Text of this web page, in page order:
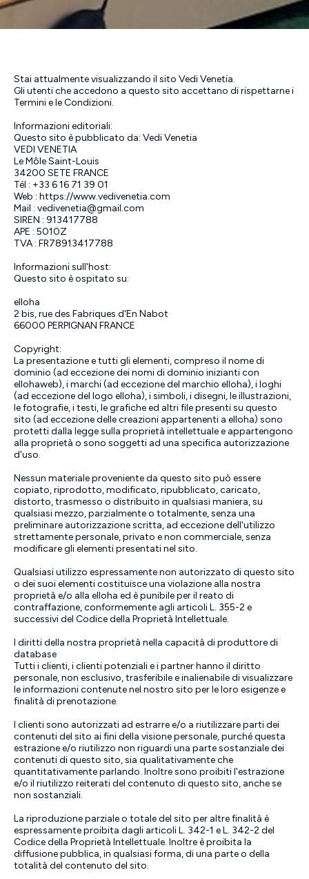
Stai attualmente visualizzando il sito Vedi Venetia.
Gli utenti che accedono a questo sito accettano di rispettarne i
Termini e le Condizioni.
Informazioni editoriali:
Questo sito è pubblicato da: Vedi Venetia
VEDI VENETIA
Le Môle Saint-Louis
34200 SETE FRANCE
Tél : +33 6 16 71 39 01
Web : https://www.vedivenetia.com
Mail : vedivenetia@gmail.com
SIREN : 913417788
APE : 5010Z
TVA : FR78913417788
Informazioni sull'host:
Questo sito è ospitato su:
elloha
2 bis, rue des Fabriques d'En Nabot
66000 PERPIGNAN FRANCE
Copyright:
La presentazione e tutti gli elementi, compreso il nome di
dominio (ad eccezione dei nomi di dominio inizianti con
ellohaweb), i marchi (ad eccezione del marchio elloha), i loghi
(ad eccezione del logo elloha), i simboli, i disegni, le illustrazioni,
le fotografie, i testi, le grafiche ed altri file presenti su questo
sito (ad eccezione delle creazioni appartenenti a elloha) sono
protetti dalla legge sulla proprietà intellettuale e appartengono
alla proprietà o sono soggetti ad una specifica autorizzazione
d'uso.
Nessun materiale proveniente da questo sito può essere
copiato, riprodotto, modificato, ripubblicato, caricato,
distorto, trasmesso o distribuito in qualsiasi maniera, su
qualsiasi mezzo, parzialmente o totalmente, senza una
preliminare autorizzazione scritta, ad eccezione dell'utilizzo
strettamente personale, privato e non commerciale, senza
modificare gli elementi presentati nel sito.
Qualsiasi utilizzo espressamente non autorizzato di questo sito
o dei suoi elementi costituisce una violazione alla nostra
proprietà e/o alla elloha ed è punibile per il reato di
contraffazione, conformemente agli articoli L. 355-2 e
successivi del Codice della Proprietà Intellettuale.
I diritti della nostra proprietà nella capacità di produttore di
database
Tutti i clienti, i clienti potenziali e i partner hanno il diritto
personale, non esclusivo, trasferibile e inalienabile di visualizzare
le informazioni contenute nel nostro sito per le loro esigenze e
finalità di prenotazione.
I clienti sono autorizzati ad estrarre e/o a riutilizzare parti dei
contenuti del sito ai fini della visione personale, purché questa
estrazione e/o riutilizzo non riguardi una parte sostanziale dei
contenuti di questo sito, sia qualitativamente che
quantitativamente parlando. Inoltre sono proibiti l'estrazione
e/o il riutilizzo reiterati del contenuto di questo sito, anche se
non sostanziali.
La riproduzione parziale o totale del sito per altre finalità è
espressamente proibita dagli articoli L. 342-1 e L. 342-2 del
Codice della Proprietà Intellettuale. Inoltre è proibita la
diffusione pubblica, in qualsiasi forma, di una parte o della
totalità del contenuto del sito.